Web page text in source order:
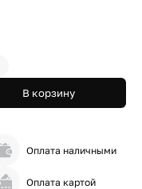
В корзину
Оплата наличными
Оплата картой